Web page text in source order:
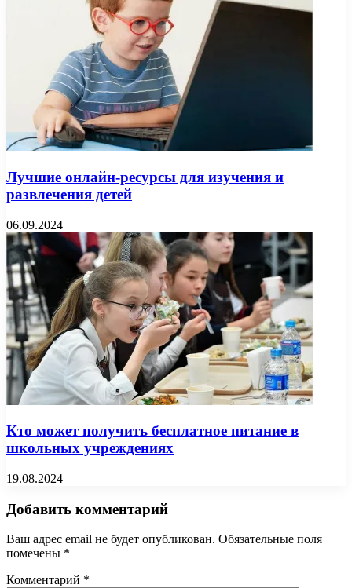
Лучшие онлайн-ресурсы для изучения и
развлечения детей
06.09.2024
Кто может получить бесплатное питание в
школьных учреждениях
19.08.2024
Добавить комментарий
Ваш адрес email не будет опубликован. Обязательные поля
помечены *
Комментарий *